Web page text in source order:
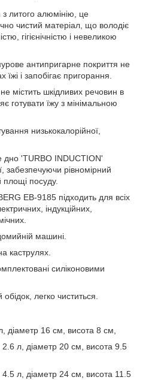
литого алюмінію, це
чистий матеріал, що володіє
гігієнічністю і невеликою
антипригарне покриття не
їжі і запобігає пригорання.
містить шкідливих речовин в
готувати їжу з мінімальною
низькокалорійної,
дно 'TURBO INDUCTION'
забезпечуючи рівномірний
площі посуду.
EB-9185 підходить для всіх
індукційних,
машині.
каструлях.
силіконовими
легко чиститься.
діаметр 16 см, висота 8 см,
л, діаметр 20 см, висота 9.5
л, діаметр 24 см, висота 11.5